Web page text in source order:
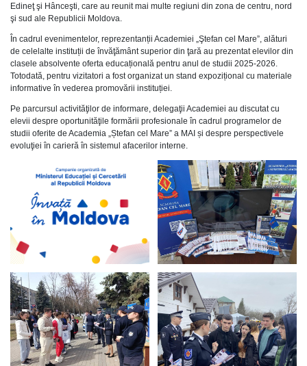
Edineţ şi Hânceşti, care au reunit mai multe regiuni din zona de centru, nord
şi sud ale Republicii Moldova.
În cadrul evenimentelor, reprezentanții Academiei „Ştefan cel Mare”, alături
de celelalte instituții de învăţământ superior din ţară au prezentat elevilor din
clasele absolvente oferta educațională pentru anul de studii 2025-2026.
Totodată, pentru vizitatori a fost organizat un stand expozițional cu materiale
informative în vederea promovării instituției.
Pe parcursul activităţilor de informare, delegaţii Academiei au discutat cu
elevii despre oportunităţile formării profesionale în cadrul programelor de
studii oferite de Academia „Ștefan cel Mare” a MAI și despre perspectivele
evoluţiei în carieră în sistemul afacerilor interne.